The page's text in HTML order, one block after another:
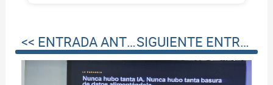
<< ENTRADA ANTERIOR SIGUIENTE ENTRADA >>